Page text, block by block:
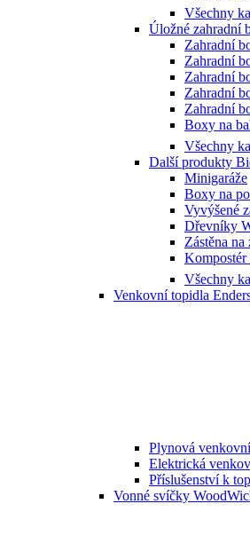
Všechny
Úložné zahradní
Zahradní
Zahradní
Zahradní
Zahradní
Zahradní
Boxy na
Všechny
Další produkty
Minigaráže
Boxy na
Vyvýšené
Dřevníky
Zástěna na
Všechny
Venkovní topidla
Plynová
Elektrická
Příslušenství k
Vonné svíčky